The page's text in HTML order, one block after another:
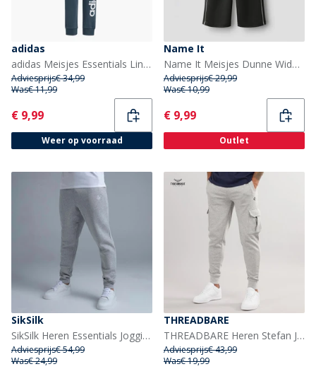
adidas
adidas Meisjes Essentials Lineaire Logo Katoenen Broek Arctic Night/Wit
Adviesprijs€ 34,99
Was€ 11,99
Current
€ 9,99
Weer op voorraad
Name It
Name It Meisjes Dunne Wide Leg Joggers Zwart
Adviesprijs€ 29,99
Was€ 10,99
Current
€ 9,99
Outlet
SikSilk
SikSilk Heren Essentials Joggingbroeken Grey Marl
Adviesprijs€ 54,99
Was€ 24,99
THREADBARE
THREADBARE Heren Stefan Joggingbroek Grijs Gemêleerd
Adviesprijs€ 43,99
Was€ 19,99